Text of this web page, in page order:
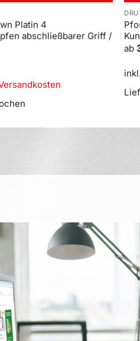
Platin 4
abschließbarer Griff /
ab